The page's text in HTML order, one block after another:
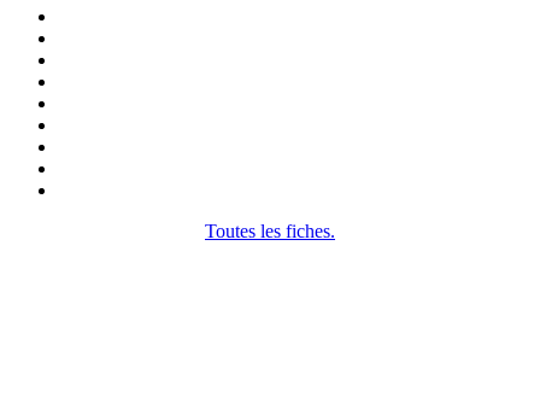
Toutes les fiches.